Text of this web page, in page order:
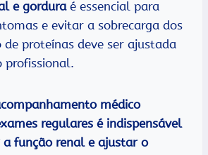
e gorduraé essencial para
e evitar a sobrecarga dos
de proteínas deve ser ajustada
profissional.
médico
regulares é indispensável
função renal e ajustar o